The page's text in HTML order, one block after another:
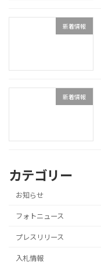
新着情報
新着情報
カテゴリー
お知らせ
フォトニュース
プレスリリース
入札情報